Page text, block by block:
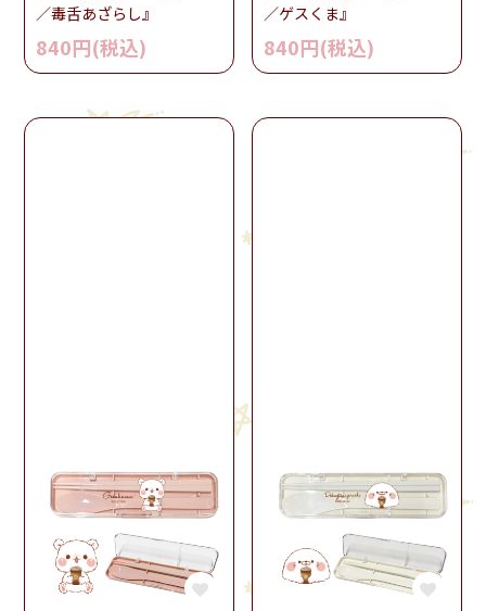
／毒舌あざらし』
840円(税込)
／ゲスくま』
840円(税込)